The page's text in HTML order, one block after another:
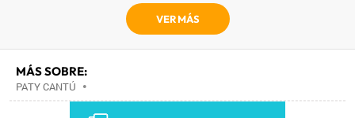
VER MÁS
MÁS SOBRE:
PATY CANTÚ •